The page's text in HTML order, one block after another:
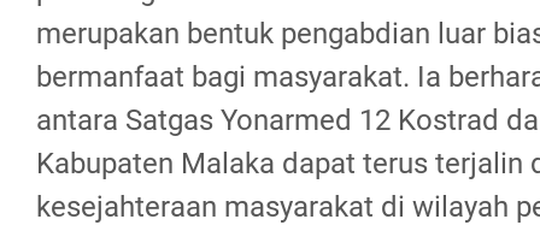
merupakan bentuk pengabdian luar
bermanfaat bagi masyarakat. Ia
antara Satgas Yonarmed 12 Kostrad
Kabupaten Malaka dapat terus terjalin
kesejahteraan masyarakat di wilayah